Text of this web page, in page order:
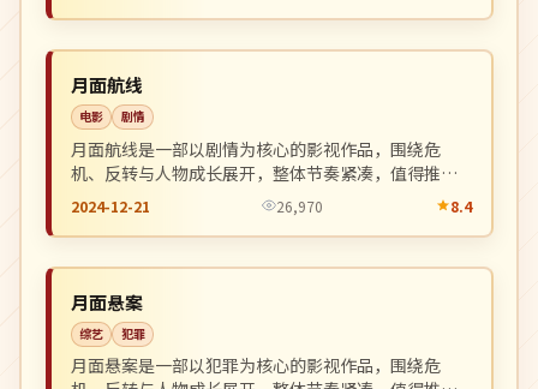
美国
月面航线
电影 剧情
月面航线是一部以剧情为核心的影视作品，围绕危
机、反转与人物成长展开，整体节奏紧凑，值得推荐
观看。
2024-12-21 26,970 8.4
日本
月面悬案
综艺 犯罪
月面悬案是一部以犯罪为核心的影视作品，围绕危